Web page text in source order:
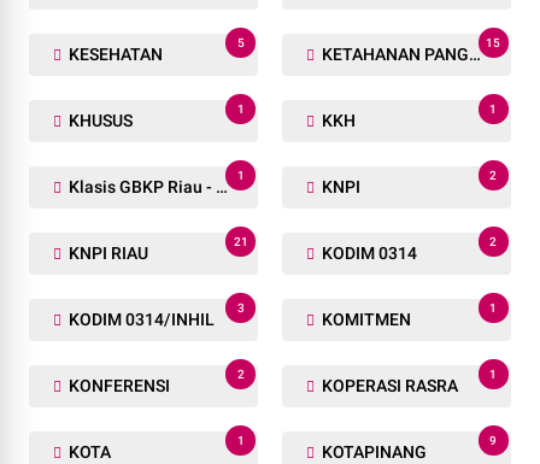
KESEHATAN
5
KETAHANAN PANGAN
15
KHUSUS
1
KKH
1
Klasis GBKP Riau - Sumbar.
1
KNPI
2
KNPI RIAU
21
KODIM 0314
2
KODIM 0314/INHIL
3
KOMITMEN
1
KONFERENSI
2
KOPERASI RASRA
1
KOTA
1
KOTAPINANG
9